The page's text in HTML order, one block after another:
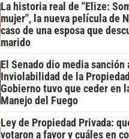
La historia real de "Elize:
mujer", la nueva película de
caso de una esposa que
marido
El Senado dio media sanción
Inviolabilidad de la
Gobierno tuvo que ceder en
Manejo del Fuego
Ley de Propiedad Privada:
votaron a favor y cuáles en